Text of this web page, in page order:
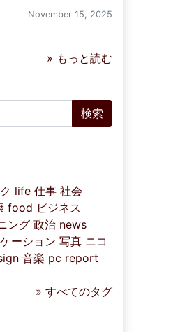
November 15, 2025
» もっと読む
life 仕事 社会
food ビジネス
ング 政治 news
ーション 写真 ニコ
音楽 pc report
» すべてのタグ